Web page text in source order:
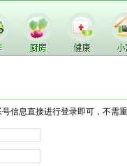
信息直接进行登录即可，不需